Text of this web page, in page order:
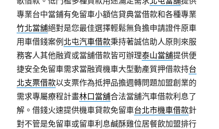
專業台中當鋪有免留車小額信貸典當借款和各種專業
竹北當舖絕對是您最佳選擇輕鬆無負擔申請證件原車
用車借錢案例 北屯汽車借款秉持著誠信助人原則來服
務客人其他融資或當舖借款皆可辦理泰山當舖提供便
捷安全免留車需求當融資機車大型動產質押借款持台
北支票借款以支票作為抵押品擔週轉問題加盟創業的
需求專屬療程計畫林口當舖合法當舖汽車借款利息了
解。借錢火速提供機車貸款免留車台北市機車借款針
對不管是免留車或留車利息鹹酥雞位居餐飲加盟排行